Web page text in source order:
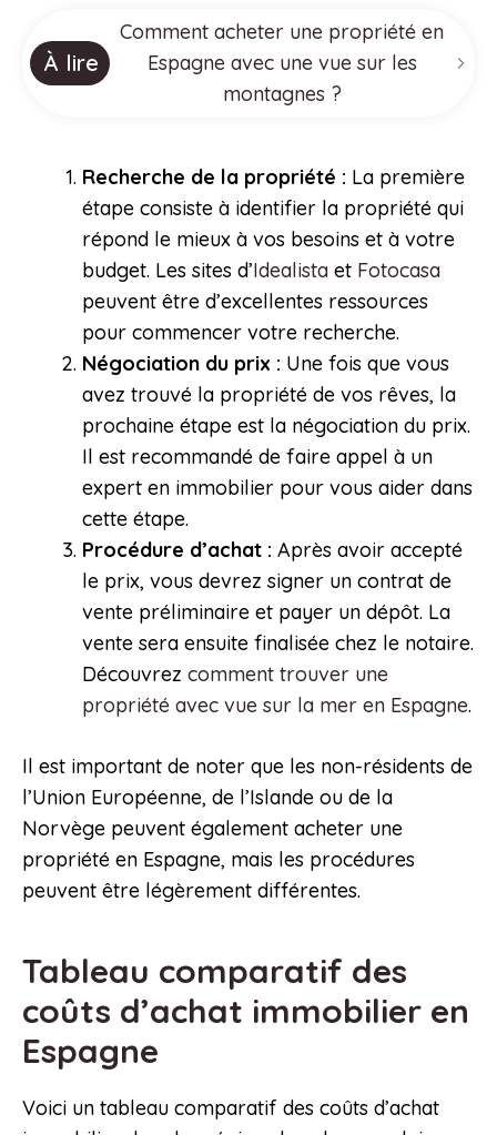
À lire
Comment acheter une propriété en
Espagne avec une vue sur les
montagnes ?
Recherche de la propriété : La première
étape consiste à identifier la propriété qui
répond le mieux à vos besoins et à votre
budget. Les sites d’Idealista et Fotocasa
peuvent être d’excellentes ressources
pour commencer votre recherche.
Négociation du prix : Une fois que vous
avez trouvé la propriété de vos rêves, la
prochaine étape est la négociation du prix.
Il est recommandé de faire appel à un
expert en immobilier pour vous aider dans
cette étape.
Procédure d’achat : Après avoir accepté
le prix, vous devrez signer un contrat de
vente préliminaire et payer un dépôt. La
vente sera ensuite finalisée chez le notaire.
Découvrez comment trouver une
propriété avec vue sur la mer en Espagne.
Il est important de noter que les non-résidents de
l’Union Européenne, de l’Islande ou de la
Norvège peuvent également acheter une
propriété en Espagne, mais les procédures
peuvent être légèrement différentes.
Tableau comparatif des
coûts d’achat immobilier en
Espagne
Voici un tableau comparatif des coûts d’achat